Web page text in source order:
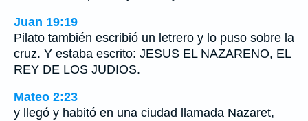
Juan 19:19
Pilato también escribió un letrero y lo puso sobre la
cruz. Y estaba escrito: JESUS EL NAZARENO, EL
REY DE LOS JUDIOS.
Mateo 2:23
y llegó y habitó en una ciudad llamada Nazaret,